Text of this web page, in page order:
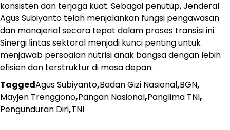
konsisten dan terjaga kuat. Sebagai penutup, Jenderal
Agus Subiyanto telah menjalankan fungsi pengawasan
dan manajerial secara tepat dalam proses transisi ini.
Sinergi lintas sektoral menjadi kunci penting untuk
menjawab persoalan nutrisi anak bangsa dengan lebih
efisien dan terstruktur di masa depan.
TaggedAgus Subiyanto,Badan Gizi Nasional,BGN,
Mayjen Trenggono,Pangan Nasional,Panglima TNI,
Pengunduran Diri,TNI